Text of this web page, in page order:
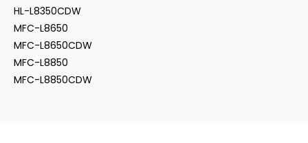
HL-L8350CDW
MFC-L8650
MFC-L8650CDW
MFC-L8850
MFC-L8850CDW